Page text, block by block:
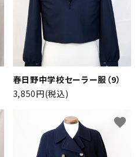
春日野中学校セーラー服（9）
3,850円(税込)
favorite
close